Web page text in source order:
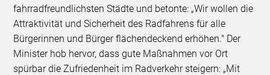
fahrradfreundlichsten Städte und betonte: „Wir wollen die
Attraktivität und Sicherheit des Radfahrens für alle
Bürgerinnen und Bürger flächendeckend erhöhen." Der
Minister hob hervor, dass gute Maßnahmen vor Ort
spürbar die Zufriedenheit im Radverkehr steigern: „Mit